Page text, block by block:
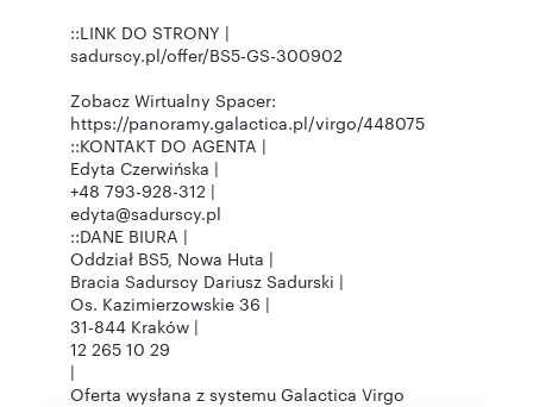
::LINK DO STRONY |
sadurscy.pl/offer/BS5-GS-300902
Zobacz Wirtualny Spacer:
https://panoramy.galactica.pl/virgo/448075
::KONTAKT DO AGENTA |
Edyta Czerwińska |
+48 793-928-312 |
edyta@sadurscy.pl
::DANE BIURA |
Oddział BS5, Nowa Huta |
Bracia Sadurscy Dariusz Sadurski |
Os. Kazimierzowskie 36 |
31-844 Kraków |
12 265 10 29
|
Oferta wysłana z systemu Galactica Virgo